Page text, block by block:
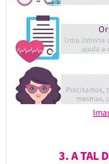
3. A TAL